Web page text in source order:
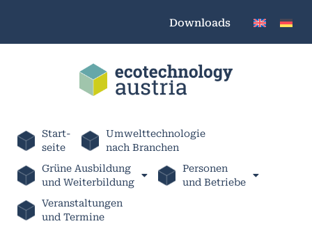
Downloads
Start-
seite
Umwelttechnologie
nach Branchen
Grüne Ausbildung
und Weiterbildung
Personen
und Betriebe
Veranstaltungen
und Termine